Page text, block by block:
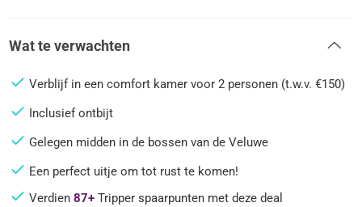
Wat te verwachten
Verblijf in een comfort kamer voor 2 personen (t.w.v. €150)
Inclusief ontbijt
Gelegen midden in de bossen van de Veluwe
Een perfect uitje om tot rust te komen!
Verdien87+ Tripper spaarpunten met deze deal